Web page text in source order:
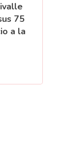
75
a la